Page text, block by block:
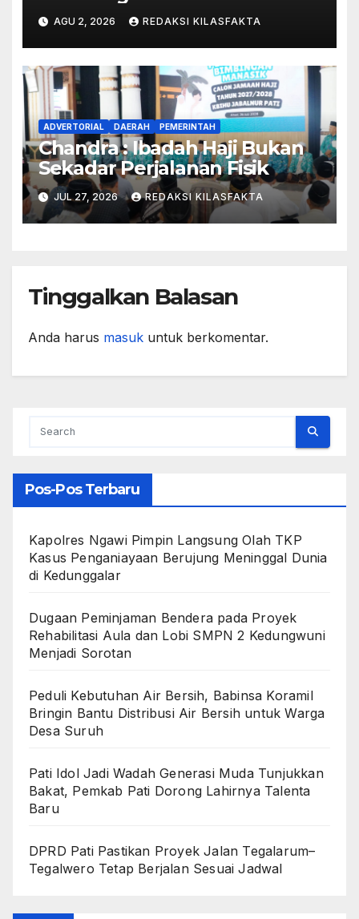
Transparansi P3TGAI di Desa
Sukorejo
AGU 2, 2026 REDAKSI KILASFAKTA
ADVERTORIAL DAERAH PEMERINTAH
Chandra : Ibadah Haji Bukan
Sekadar Perjalanan Fisik
JUL 27, 2026 REDAKSI KILASFAKTA
Tinggalkan Balasan
Anda harus masuk untuk berkomentar.
Pos-Pos Terbaru
Kapolres Ngawi Pimpin Langsung Olah TKP
Kasus Penganiayaan Berujung Meninggal Dunia
di Kedunggalar
Dugaan Peminjaman Bendera pada Proyek
Rehabilitasi Aula dan Lobi SMPN 2 Kedungwuni
Menjadi Sorotan
Peduli Kebutuhan Air Bersih, Babinsa Koramil
Bringin Bantu Distribusi Air Bersih untuk Warga
Desa Suruh
Pati Idol Jadi Wadah Generasi Muda Tunjukkan
Bakat, Pemkab Pati Dorong Lahirnya Talenta
Baru
DPRD Pati Pastikan Proyek Jalan Tegalarum–
Tegalwero Tetap Berjalan Sesuai Jadwal